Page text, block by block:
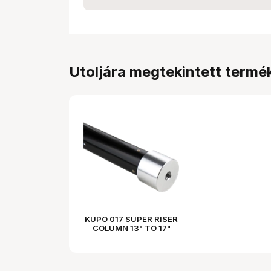
Utoljára megtekintett
KUPO 017 SUPER RISER
COLUMN 13" TO 17"